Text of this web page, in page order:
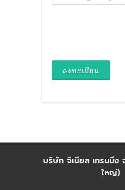
ลงทะเบียน
บริษัท จิเนียส เทรนนิ่ง
ใหญ่)